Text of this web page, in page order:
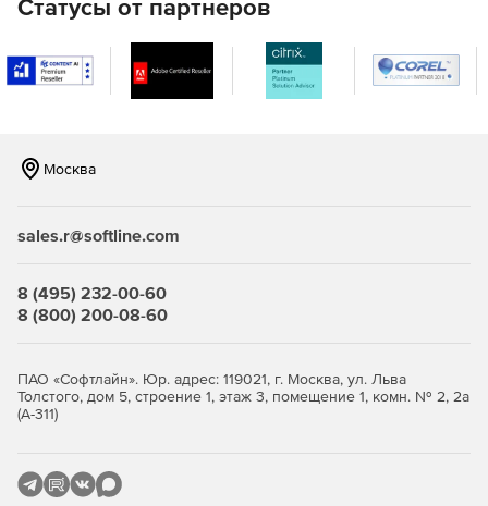
Статусы от партнеров
Москва
sales.r@softline.com
8 (495) 232-00-60
8 (800) 200-08-60
ПАО «Софтлайн». Юр. адрес: 119021, г. Москва, ул. Льва
Толстого, дом 5, строение 1, этаж 3, помещение 1, комн. № 2, 2а
(А-311)